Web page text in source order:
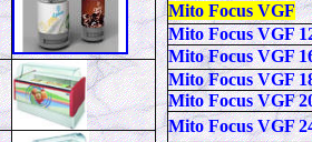
Mito Focus VGF
Mito Focus VGF
Mito Focus VGF
Mito Focus VGF
Mito Focus VGF
Mito Focus VGF